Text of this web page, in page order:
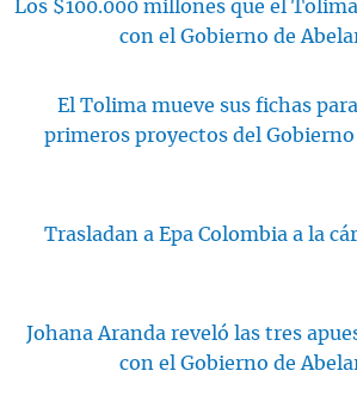
Los $100.000 millones que el
con el Gobierno de
El Tolima mueve sus fichas
primeros proyectos del Gobierno
Trasladan a Epa Colombia a la
Johana Aranda reveló las tres
con el Gobierno de